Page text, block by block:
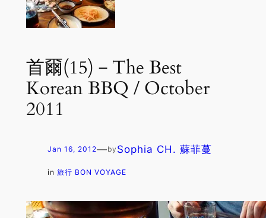
首爾(15)－The Best
Korean BBQ / October
2011
Jan 16, 2012—by Sophia CH. 蘇菲蔓
in 旅行 BON VOYAGE